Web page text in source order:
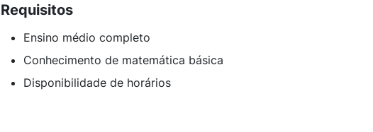
Requisitos
Ensino médio completo
Conhecimento de matemática básica
Disponibilidade de horários